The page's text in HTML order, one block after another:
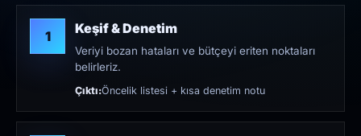
1 Keşif & Denetim
Veriyi bozan hataları ve bütçeyi eriten noktaları
belirleriz.
Çıktı:Öncelik listesi + kısa denetim notu